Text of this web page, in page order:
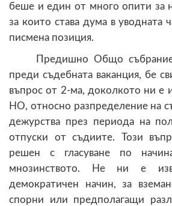
беше и един от много опити за
за които става дума в уводната
писмена позиция.
Предишно Общо събрание,
преди съдебната ваканция, бе
въпрос от 2-ма, доколкото ни е
НО, относно разпределение на
дежурства през периода на
отпуски от съдиите. Този
решен с гласуване по
мнозинството. Не ни е
демократичен начин, за
спорни или предполагащи